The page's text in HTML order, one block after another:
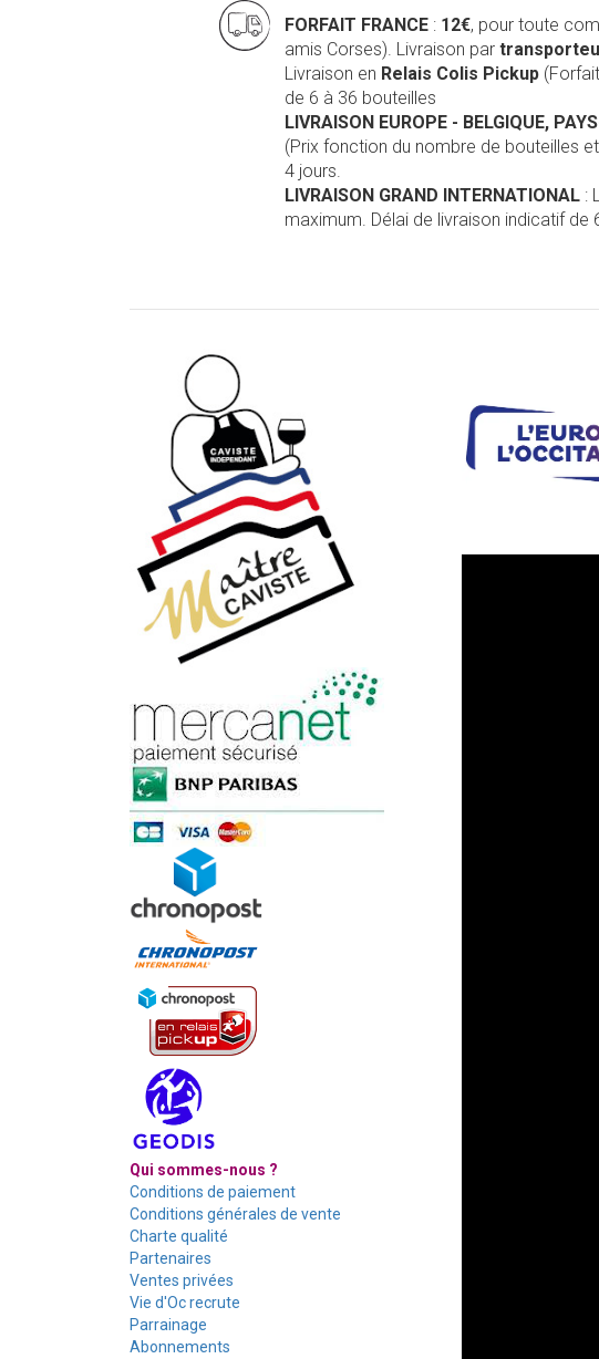
FORFAIT FRANCE : 12€, pour toute
amis Corses). Livraison par
Livraison en Relais Colis Pickup
de 6 à 36 bouteilles
LIVRAISON EUROPE - BELGIQUE,
(Prix fonction du nombre de bouteilles
4 jours.
LIVRAISON GRAND INTERNATIONAL :
maximum. Délai de livraison indicatif
Qui sommes-nous ?
Conditions de paiement
Conditions générales de vente
Charte qualité
Partenaires
Ventes privées
Vie d'Oc recrute
Parrainage
Abonnements